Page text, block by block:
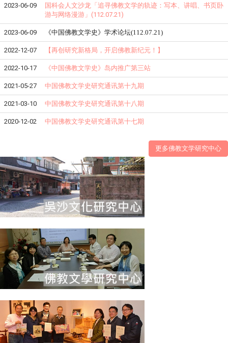
2023-06-09
国科会人文沙龙「追寻佛教文学的轨迹：写本、讲唱、书页卧
游与网络漫游」(112.07.21)
2023-06-09 《中国佛教文学史》学术论坛(112.07.21)
2022-12-07 【再创研究新格局，开启佛教新纪元！】
2022-10-17 《中国佛教文学史》岛内推广第三站
2021-05-27 中国佛教文学史研究通讯第十九期
2021-03-10 中国佛教文学史研究通讯第十八期
2020-12-02 中国佛教文学史研究通讯第十七期
更多佛教文学研究中心